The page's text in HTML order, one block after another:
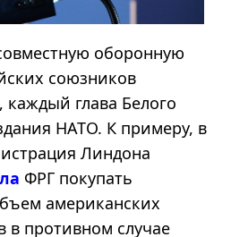
оборонную
союзников
глава Белого
НАТО. К примеру, в
Линдона
ФРГ покупать
американских
в противном случае